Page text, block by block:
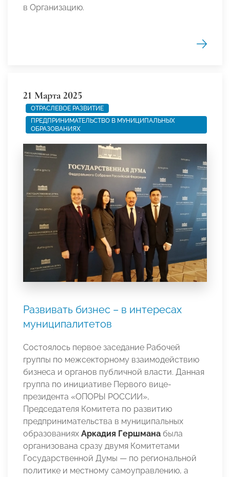
в Организацию.
21 Марта 2025
ОТРАСЛЕВОЕ РАЗВИТИЕ
ПРЕДПРИНИМАТЕЛЬСТВО В МУНИЦИПАЛЬНЫХ
ОБРАЗОВАНИЯХ
Развивать бизнес – в интересах
муниципалитетов
Состоялось первое заседание Рабочей
группы по межсекторному взаимодействию
бизнеса и органов публичной власти. Данная
группа по инициативе Первого вице-
президента «ОПОРЫ РОССИИ»,
Председателя Комитета по развитию
предпринимательства в муниципальных
образованиях Аркадия Гершмана была
организована сразу двумя Комитетами
Государственной Думы — по региональной
политике и местному самоуправлению, а